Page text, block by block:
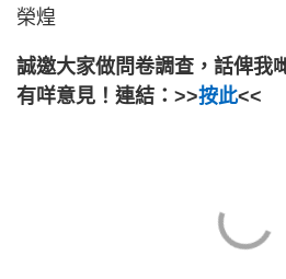
榮煌
誠邀大家做問卷調查，話俾我
有咩意見！連結：>>按此<<